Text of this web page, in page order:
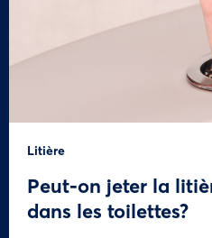
Litière
Peut-on jeter la
dans les toilettes?